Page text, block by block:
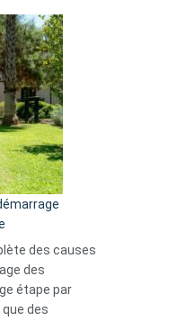
des causes
des
étape par
des